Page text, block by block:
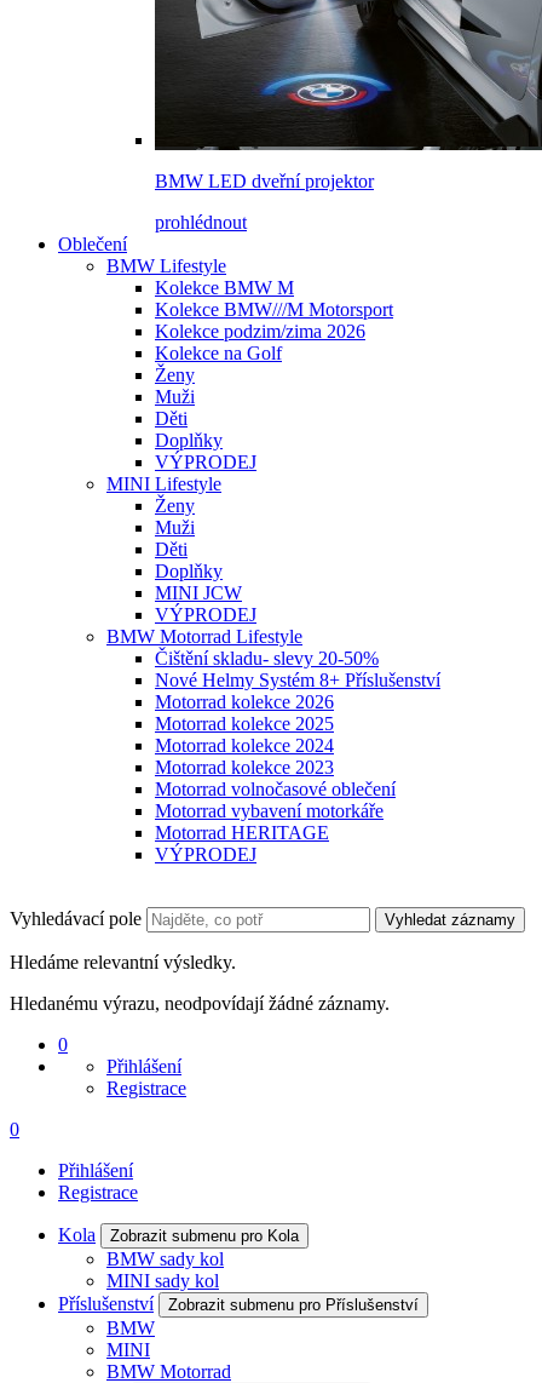
BMW LED dveřní projektor
prohlédnout
Oblečení
BMW Lifestyle
Kolekce BMW M
Kolekce BMW///M Motorsport
Kolekce podzim/zima 2026
Kolekce na Golf
Ženy
Muži
Děti
Doplňky
VÝPRODEJ
MINI Lifestyle
Ženy
Muži
Děti
Doplňky
MINI JCW
VÝPRODEJ
BMW Motorrad Lifestyle
Čištění skladu- slevy 20-50%
Nové Helmy Systém 8+ Příslušenství
Motorrad kolekce 2026
Motorrad kolekce 2025
Motorrad kolekce 2024
Motorrad kolekce 2023
Motorrad volnočasové oblečení
Motorrad vybavení motorkáře
Motorrad HERITAGE
VÝPRODEJ
Vyhledávací pole Vyhledat záznamy
Hledáme relevantní výsledky.
Hledanému výrazu, neodpovídají žádné záznamy.
0
Přihlášení
Registrace
0
Přihlášení
Registrace
Kola Zobrazit submenu pro Kola
BMW sady kol
MINI sady kol
Příslušenství
Zobrazit submenu pro Příslušenství
BMW
MINI
BMW Motorrad